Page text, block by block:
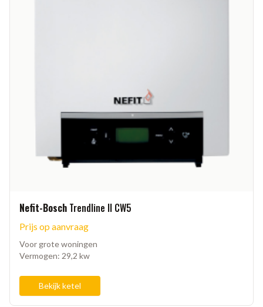
Nefit-Bosch Trendline II CW5
Prijs op aanvraag
Voor grote woningen
Vermogen: 29,2 kw
Bekijk ketel